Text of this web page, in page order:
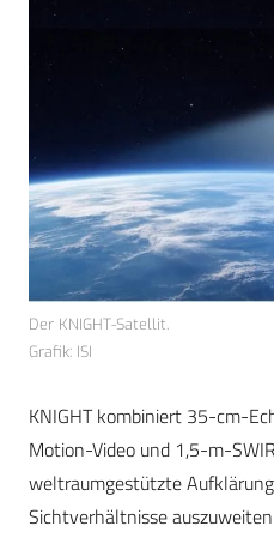
Der KNIGHT-Satellit.
Grafik: ISI
KNIGHT kombiniert 35-cm-
Motion-Video und 1,5-m-
weltraumgestützte
Sichtverhältnisse